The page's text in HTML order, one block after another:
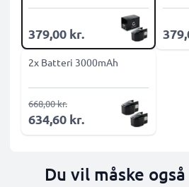
379,00 kr.
2x Batteri 3000mAh
634,60 kr.
668,00 kr.
Du vil måske